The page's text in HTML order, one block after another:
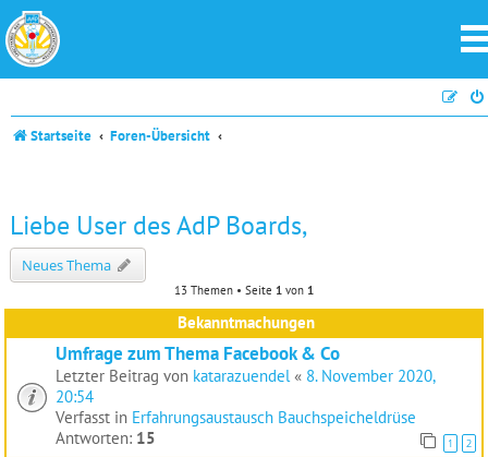
Startseite Foren-Übersicht
Liebe User des AdP Boards,
Neues Thema
13 Themen • Seite 1 von 1
Bekanntmachungen
Umfrage zum Thema Facebook & Co
Letzter Beitrag von katarazuendel « 8. November 2020,
20:54
Verfasst in Erfahrungsaustausch Bauchspeicheldrüse
Antworten: 15 1 2